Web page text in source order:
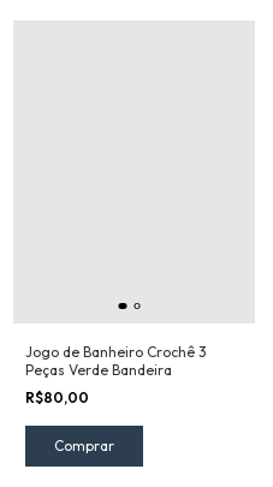
Jogo de Banheiro Crochê 3
Peças Verde Bandeira
R$80,00